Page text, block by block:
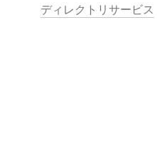
ディレクトリサービス